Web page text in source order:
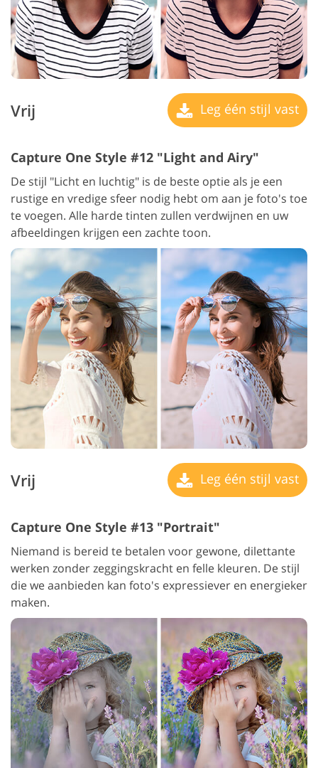
Vrij Leg één stijl vast
Capture One Style #12 "Light and Airy"
De stijl "Licht en luchtig" is de beste optie als je een
rustige en vredige sfeer nodig hebt om aan je foto's toe
te voegen. Alle harde tinten zullen verdwijnen en uw
afbeeldingen krijgen een zachte toon.
Vrij Leg één stijl vast
Capture One Style #13 "Portrait"
Niemand is bereid te betalen voor gewone, dilettante
werken zonder zeggingskracht en felle kleuren. De stijl
die we aanbieden kan foto's expressiever en energieker
maken.